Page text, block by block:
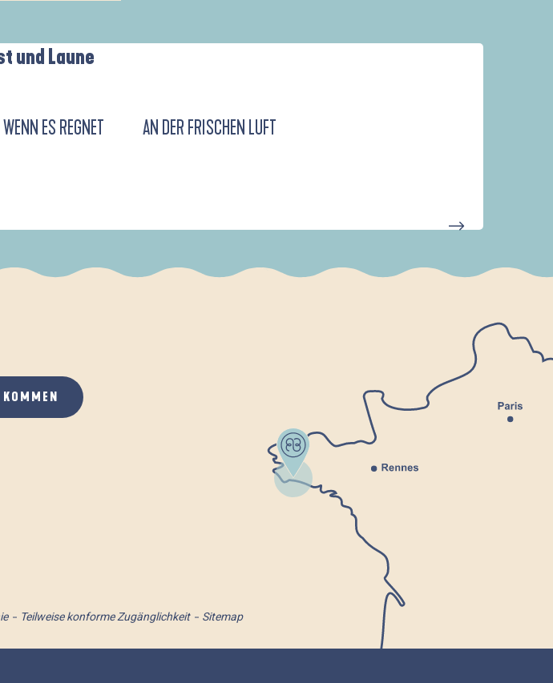
und Laune
WENN ES REGNET AN DER FRISCHEN LUFT
D'UN PORT À
Teilweise konforme Zugänglichkeit Sitemap